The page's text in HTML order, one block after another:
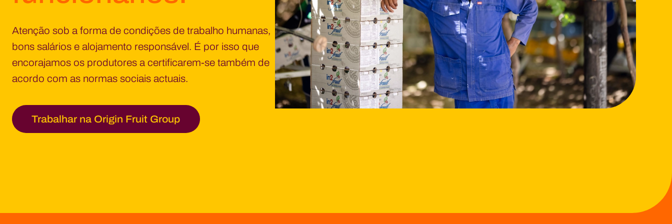
Atenção sob a forma de condições de trabalho humanas,
bons salários e alojamento responsável. É por isso que
encorajamos os produtores a certificarem-se também de
acordo com as normas sociais actuais.
Trabalhar na Origin Fruit Group